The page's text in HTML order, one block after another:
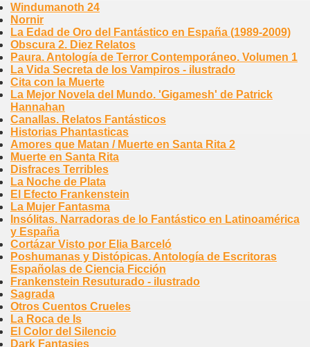
Windumanoth 24
Nornir
La Edad de Oro del Fantástico en España (1989-2009)
Obscura 2. Diez Relatos
Paura. Antología de Terror Contemporáneo. Volumen 1
La Vida Secreta de los Vampiros - ilustrado
Cita con la Muerte
La Mejor Novela del Mundo. 'Gigamesh' de Patrick
Hannahan
Canallas. Relatos Fantásticos
Historias Phantasticas
Amores que Matan / Muerte en Santa Rita 2
Muerte en Santa Rita
Disfraces Terribles
La Noche de Plata
El Efecto Frankenstein
La Mujer Fantasma
Insólitas. Narradoras de lo Fantástico en Latinoamérica
y España
Cortázar Visto por Elia Barceló
Poshumanas y Distópicas. Antología de Escritoras
Españolas de Ciencia Ficción
Frankenstein Resuturado - ilustrado
Sagrada
Otros Cuentos Crueles
La Roca de Is
El Color del Silencio
Dark Fantasies